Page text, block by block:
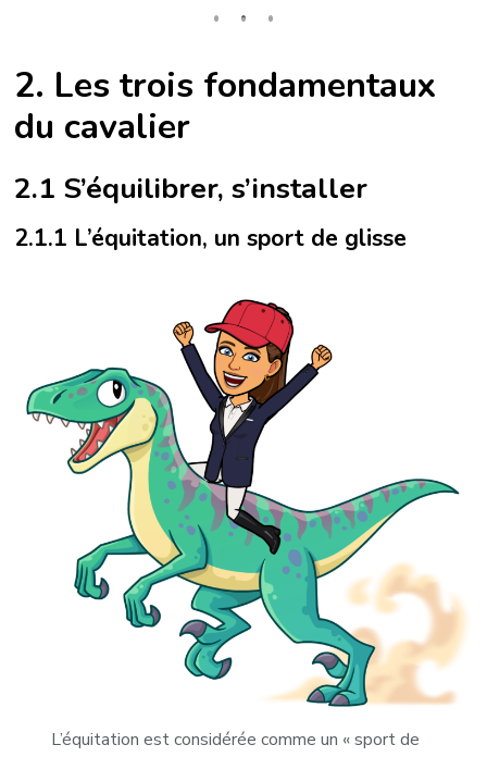
2. Les trois fondamentaux
du cavalier
2.1 S’équilibrer, s’installer
2.1.1 L’équitation, un sport de glisse
L’équitation est considérée comme un « sport de